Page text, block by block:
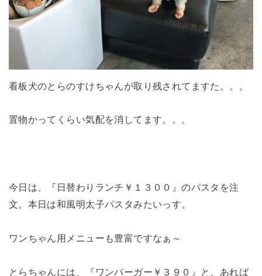
看板犬のとらのすけちゃんが取り残されてますた。。。
置物かってくらい気配を消してます。。。
今日は、『日替わりランチ￥１３００』のパスタを注
文。本日は和風明太子パスタみたいっす。
ワンちゃん用メニューも豊富ですなぁ～
とらちゃんには、『ワンバーガー￥３９０』と、あれば